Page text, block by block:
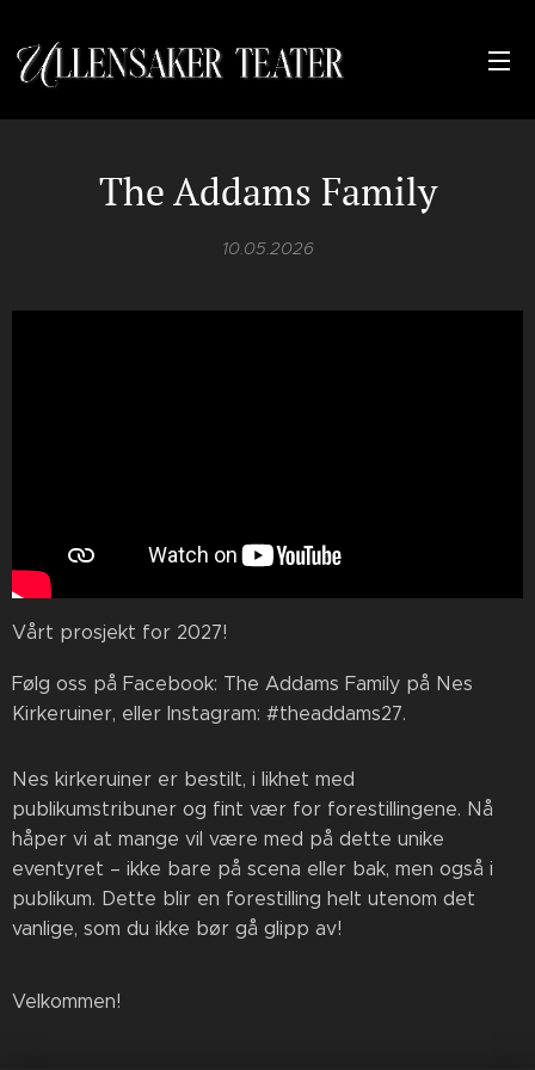
The Addams Family
10.05.2026
Vårt prosjekt for 2027!
Følg oss på Facebook: The Addams Family på Nes
Kirkeruiner, eller Instagram: #theaddams27.
Nes kirkeruiner er bestilt, i likhet med
publikumstribuner og fint vær for forestillingene. Nå
håper vi at mange vil være med på dette unike
eventyret – ikke bare på scena eller bak, men også i
publikum. Dette blir en forestilling helt utenom det
vanlige, som du ikke bør gå glipp av!
Velkommen!